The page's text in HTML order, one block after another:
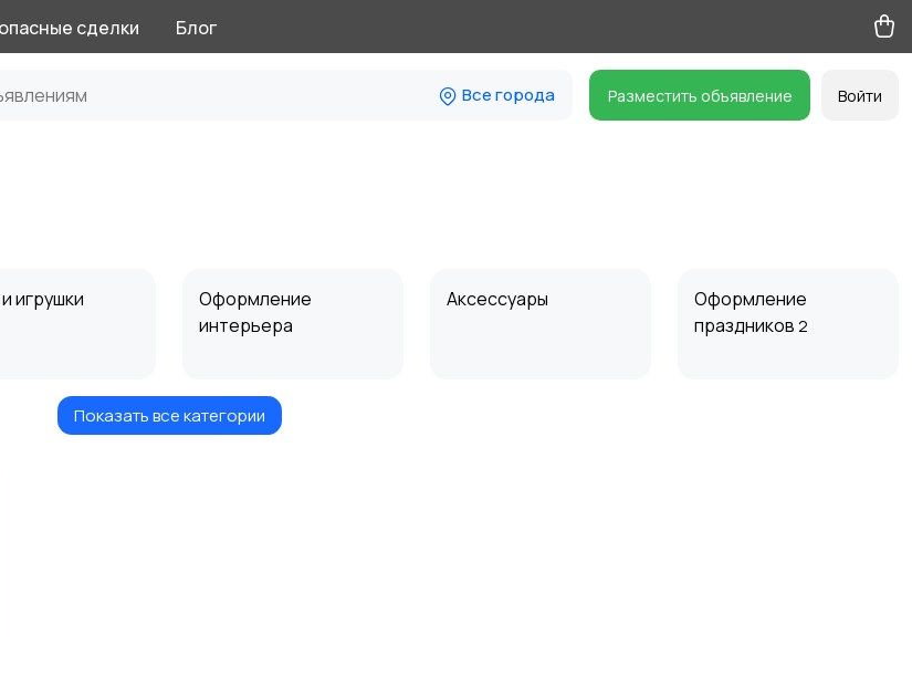
сделки Блог
Все города Разместить объявление Войти
игрушки
Оформление
интерьера
Аксессуары
Оформление
праздников 2
Показать все категории